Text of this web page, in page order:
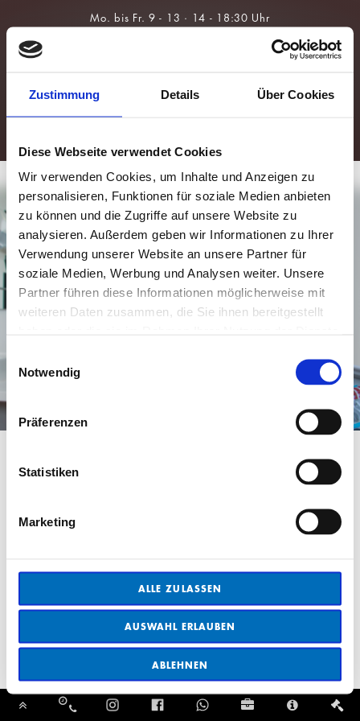
Zustimmung Details Über Cookies
Diese Webseite verwendet Cookies
Wir verwenden Cookies, um Inhalte und Anzeigen zu
personalisieren, Funktionen für soziale Medien anbieten
zu können und die Zugriffe auf unsere Website zu
analysieren. Außerdem geben wir Informationen zu Ihrer
Verwendung unserer Website an unsere Partner für
soziale Medien, Werbung und Analysen weiter. Unsere
Partner führen diese Informationen möglicherweise mit
weiteren Daten zusammen, die Sie ihnen bereitgestellt
Einwilligungsauswahl
Notwendig
Präferenzen
Statistiken
Marketing
ALLE ZULASSEN
AUSWAHL ERLAUBEN
ABLEHNEN
Leistungen
Augengesundheit
Kontaktlinsen